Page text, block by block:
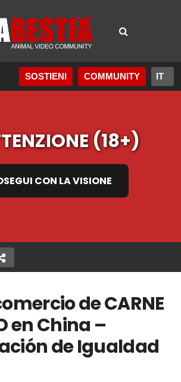
SOSTIENI COMMUNITY
(18+)
CON LA VISIONE
COMMENTA
Copia Codice Embed
de CARNE
en China –
de Igualdad